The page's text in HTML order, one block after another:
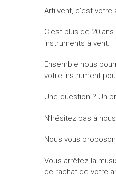
Arti’vent, c’est
C’est plus de 20
instruments à vent.
Ensemble nous
votre instrument
Une question ? Un
N’hésitez pas à
Nous vous
Vous arrêtez la
de rachat de votre